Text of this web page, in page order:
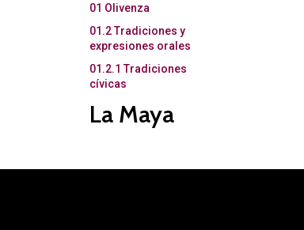
01 Olivenza
01.2 Tradiciones y
expresiones orales
01.2.1 Tradiciones
cívicas
La Maya